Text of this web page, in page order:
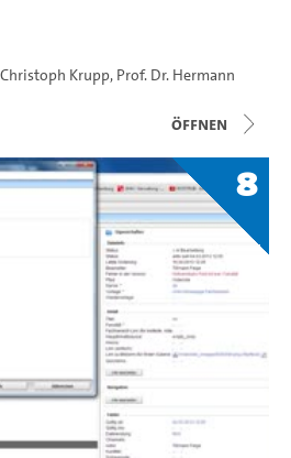
Krupp, Prof. Dr. Hermann
Öffnen
8